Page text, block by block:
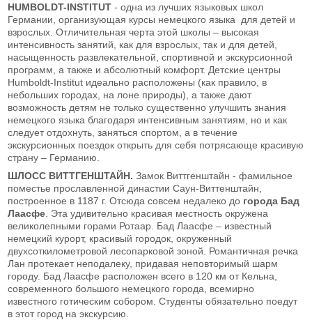
HUMBOLDT-INSTITUT - одна из лучших языковых школ
Германии, организующая курсы немецкого языка для детей и
взрослых. Отличительная черта этой школы – высокая
интенсивность занятий, как для взрослых, так и для детей,
насыщенность развлекательной, спортивной и экскурсионной
программ, а также и абсолютный комфорт. Детские центры
Humboldt-Institut идеально расположены (как правило, в
небольших городах, на лоне природы), а также дают
возможность детям не только существенно улучшить знания
немецкого языка благодаря интенсивным занятиям, но и как
следует отдохнуть, заняться спортом, а в течение
экскурсионных поездок открыть для себя потрясающе красивую
страну – Германию.
ШЛОСС ВИТТГЕНШТАЙН. Замок Виттгенштайн - фамильное
поместье прославленной династии Саун-Виттенштайн,
построенное в 1187 г. Отсюда совсем недалеко до города Бад
Лаасфе . Эта удивительно красивая местность окружена
великолепными горами Ротаар. Бад Лаасфе – известный
немецкий курорт, красивый городок, окруженный
двухсоткилометровой лесопарковой зоной. Романтичная речка
Лан протекает неподалеку, придавая неповторимый шарм
городу. Бад Лаасфе расположен всего в 120 км от Кельна,
современного большого немецкого города, всемирно
известного готическим собором. Студенты обязательно поедут
в этот город на экскурсию.